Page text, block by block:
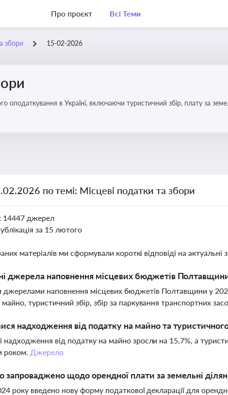
Про проєкт Всі Теми
збори 15-02-2026
по темі: Місцеві податки та збори
14447 джерел
за 15 лютого
матеріалів ми сформували короткі відповіді на актуальні
джерела наповнення місцевих бюджетів
наповнення місцевих бюджетів Полтавщини у
туристичний збір, збір за паркування транспортних
надходження від податку на майно та
надходження від податку на майно зросли на 15,7%, а
роком. Джерело
запроваджено щодо орендної плати за земельні
року введено нову форму податкової декларації для